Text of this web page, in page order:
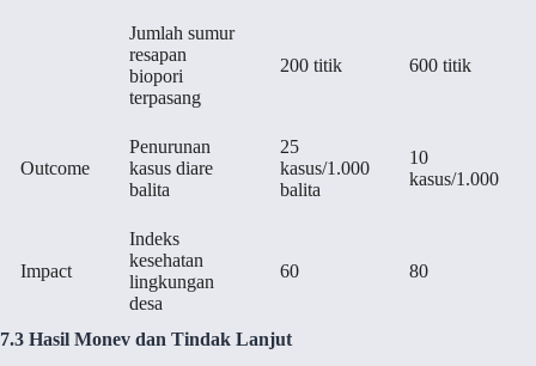
Jumlah sumur
resapan
biopori
terpasang
200 titik 600 titik
Outcome
Penurunan
kasus diare
balita
25
kasus/1.000
balita
10
kasus/1.000
Impact
Indeks
kesehatan
lingkungan
desa
60 80
7.3 Hasil Monev dan Tindak Lanjut